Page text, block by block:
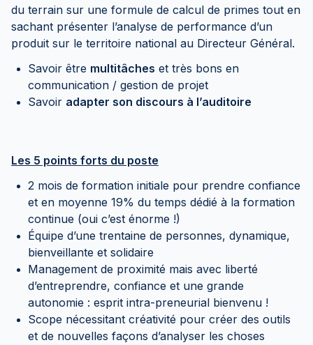
du terrain sur une formule de calcul de primes tout en
sachant présenter l’analyse de performance d’un
produit sur le territoire national au Directeur Général.
Savoir être multitâches et très bons en
communication / gestion de projet
Savoir adapter son discours à l’auditoire
Les 5 points forts du poste
2 mois de formation initiale pour prendre confiance
et en moyenne 19% du temps dédié à la formation
continue (oui c’est énorme !)
Équipe d’une trentaine de personnes, dynamique,
bienveillante et solidaire
Management de proximité mais avec liberté
d’entreprendre, confiance et une grande
autonomie : esprit intra-preneurial bienvenu !
Scope nécessitant créativité pour créer des outils
et de nouvelles façons d’analyser les choses